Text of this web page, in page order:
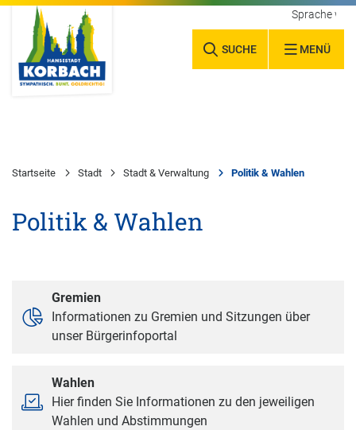
SUCHE MENÜ
Sprache
Startseite Stadt Stadt & Verwaltung Politik & Wahlen
Politik & Wahlen
Gremien
Informationen zu Gremien und Sitzungen über
unser Bürgerinfoportal
Wahlen
Hier finden Sie Informationen zu den jeweiligen
Wahlen und Abstimmungen